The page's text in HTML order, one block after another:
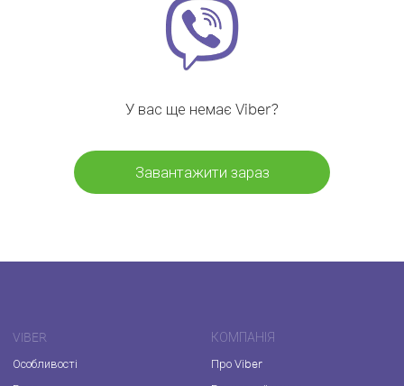
У вас ще немає Viber?
Завантажити зараз
VIBER
Особливості
КОМПАНІЯ
Про Viber